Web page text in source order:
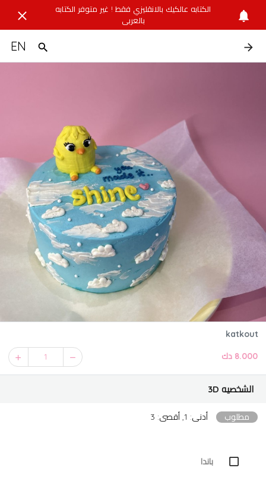
الكتابه عالكيك بالانقليزي فقط ! غير متوفر الكتابه
بالعربي
EN
katkout
8.000 دك 1
الشخصيه 3D
مطلوب أدنى: 1, أقصى: 3
باندا